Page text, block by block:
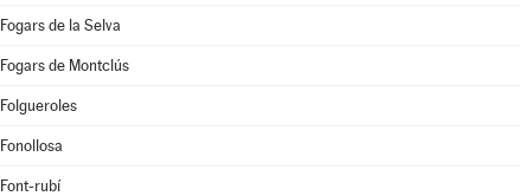
Fogars de la Selva
Fogars de Montclús
Folgueroles
Fonollosa
Font-rubí